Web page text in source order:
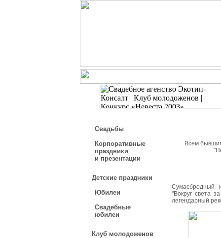
Свадьбы
Корпоративные
праздники
и презентации
Детские праздники
Юбилеи
Свадебные
юбилеи
Клуб молодоженов
Всем
Сумасбродный
"Вокруг света
легендарный